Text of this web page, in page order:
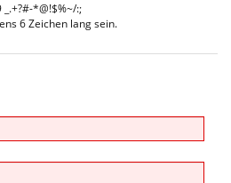
*@!$%~/:;
6 Zeichen lang sein.